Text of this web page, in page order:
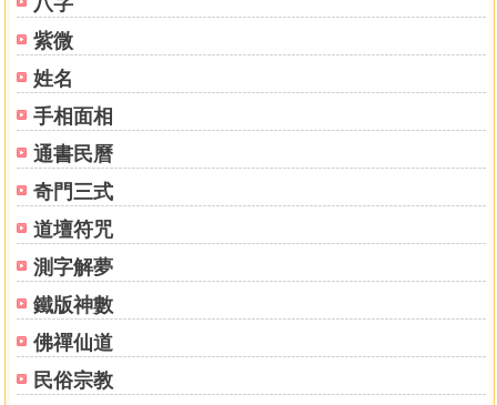
紫微
姓名
手相面相
通書民曆
奇門三式
道壇符咒
測字解夢
鐵版神數
佛禪仙道
民俗宗教